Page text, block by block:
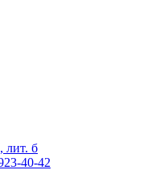
лит. б
40-42